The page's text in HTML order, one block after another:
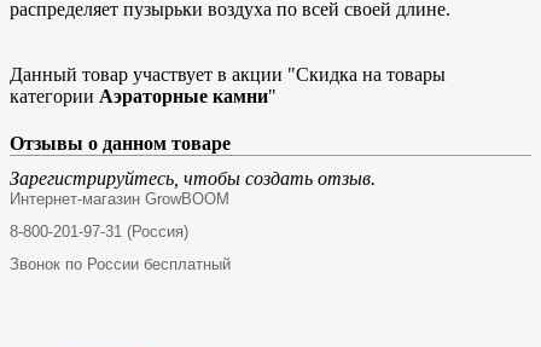
распределяет пузырьки воздуха по всей своей длине.
Данный товар участвует в акции "Скидка на товары
категории Аэраторные камни"
Отзывы о данном товаре
Зарегистрируйтесь, чтобы создать отзыв.
Интернет-магазин GrowBOOM
8-800-201-97-31 (Россия)
Звонок по России бесплатный